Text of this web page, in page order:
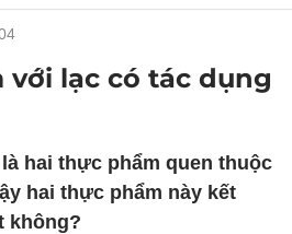
với lạc có tác dụng
hai thực phẩm quen thuộc
hai thực phẩm này kết
không?